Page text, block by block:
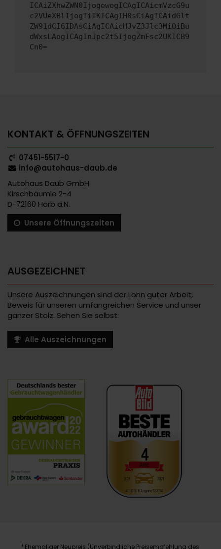
ICAiZXhwZWN0IjogewogICAgICAicmVzcG9u
c2VUeXBlIjogIiIKICAgIH0sCiAgICAidGlt
ZW91dCI6IDAsCiAgICAicHJvZ3Jlc3MiOiBu
dWxsLAogICAgInJpc2t5IjogZmFsc2UKICB9
Cn0=
KONTAKT & ÖFFNUNGSZEITEN
07451-5517-0
info@autohaus-daub.de
Autohaus Daub GmbH
Kirschbäumle 2-4
D-72160 Horb a.N.
Unsere Öffnungszeiten
AUSGEZEICHNET
Unsere Auszeichnungen sind der Lohn guter Arbeit,
Beweis für unseren umfangreichen Service und unser
ganzer Stolz. Sehen Sie selbst:
Alle Auszeichnungen
1 Ehemaliger Neupreis (Unverbindliche Preisempfehlung des